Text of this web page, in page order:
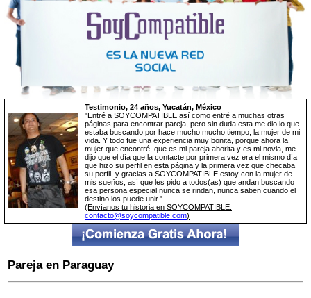
Testimonio, 24 años, Yucatán, México
"Entré a SOYCOMPATIBLE así como entré a muchas otras
páginas para encontrar pareja, pero sin duda esta me dio lo que
estaba buscando por hace mucho mucho tiempo, la mujer de mi
vida. Y todo fue una experiencia muy bonita, porque ahora la
mujer que encontré, que es mi pareja ahorita y es mi novia, me
dijo que el día que la contacte por primera vez era el mismo día
que hizo su perfil en esta página y la primera vez que checaba
su perfil, y gracias a SOYCOMPATIBLE estoy con la mujer de
mis sueños, así que les pido a todos(as) que andan buscando
esa persona especial nunca se rindan, nunca saben cuando el
destino los puede unir."
(Envíanos tu historia en SOYCOMPATIBLE:
contacto@soycompatible.com)
Pareja en Paraguay